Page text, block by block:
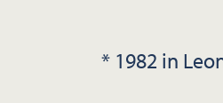
* 1982 in